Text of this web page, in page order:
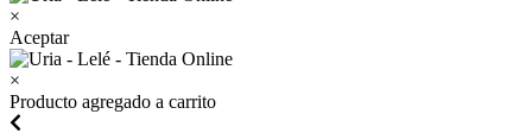
×
Aceptar
×
Producto agregado a carrito